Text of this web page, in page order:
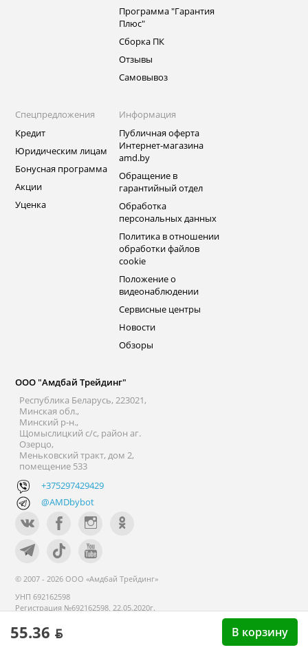
55.36 ƃ В корзину
Программа "Гарантия
Плюс"
Сборка ПК
Отзывы
Самовывоз
Спецпредложения
Кредит
Юридическим лицам
Бонусная программа
Акции
Уценка
Информация
Публичная оферта
Интернет-магазина
amd.by
Обращение в
гарантийный отдел
Обработка
персональных данных
Политика в отношении
обработки файлов
cookie
Положение о
видеонаблюдении
Сервисные центры
Новости
Обзоры
ООО "Амдбай Трейдинг"
Республика Беларусь, 223021,
Минская обл.,
Минский р-н.,
Щомыслицкий с/с, район аг.
Озерцо,
Меньковский тракт, дом 2,
помещение 533
+375297429429
@AMDbybot
© 2007 - 2026 ООО «Амдбай Трейдинг»
УНП 692162598
Регистрация №692162598, 22.05.2020г.
реестре с 14 сентября 2020г.